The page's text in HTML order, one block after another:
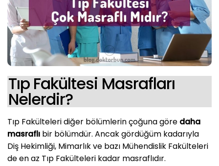
Tıp Fakültesi Masrafları
Nelerdir?
Tıp Fakülteleri diğer bölümlerin çoğuna göre daha
masraflı bir bölümdür. Ancak gördüğüm kadarıyla
Diş Hekimliği, Mimarlık ve bazı Mühendislik Fakülteleri
de en az Tıp Fakülteleri kadar masraflıdır.